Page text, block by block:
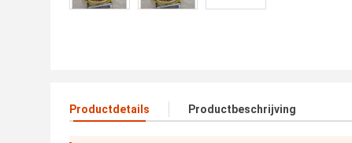
Productdetails Productbeschrijving